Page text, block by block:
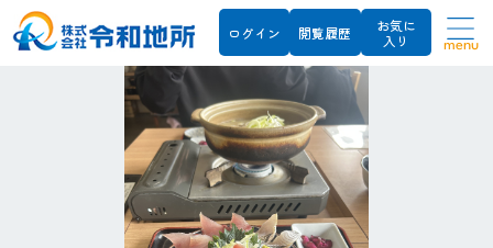
ログイン 閲覧履歴
お気に
入り
menu